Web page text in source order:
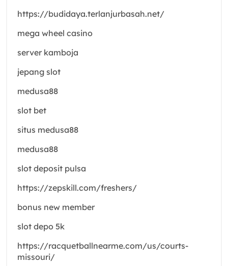
https://budidaya.terlanjurbasah.net/
mega wheel casino
server kamboja
jepang slot
medusa88
slot bet
situs medusa88
medusa88
slot deposit pulsa
https://zepskill.com/freshers/
bonus new member
slot depo 5k
https://racquetballnearme.com/us/courts-
missouri/